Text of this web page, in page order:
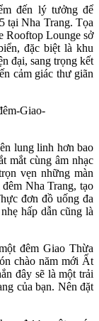
đến lý tưởng để
tại Nha Trang. Tọa
Rooftop Lounge sở
đặc biệt là khu
đại, sang trọng kết
cảm giác thư giãn
lung linh hơn bao
mắt cùng âm nhạc
vẹn những màn
Nha Trang, tạo
đơn đồ uống đa
hấp dẫn cũng là
đêm Giao Thừa
chào năm mới Ất
đây sẽ là một trải
của bạn. Nên đặt